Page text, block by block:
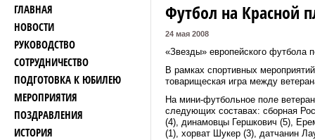
ГЛАВНАЯ
НОВОСТИ
РУКОВОДСТВО
СОТРУДНИЧЕСТВО
ПОДГОТОВКА К ЮБИЛЕЮ
МЕРОПРИЯТИЯ
ПОЗДРАВЛЕНИЯ
ИСТОРИЯ
Футбол на Красной
24 мая 2008
«Звезды» европейского футбола
В рамках спортивных
товарищеская игра между
На мини-футбольное поле
следующих составах: сборная
(4), динамовцы Гершкович (5),
(1), хорват Шукер (3), датчанин